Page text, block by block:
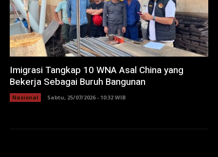
Imigrasi Tangkap 10 WNA Asal China yang
Bekerja Sebagai Buruh Bangunan
Nasional Sabtu, 25/07/2026 - 10:32 WIB